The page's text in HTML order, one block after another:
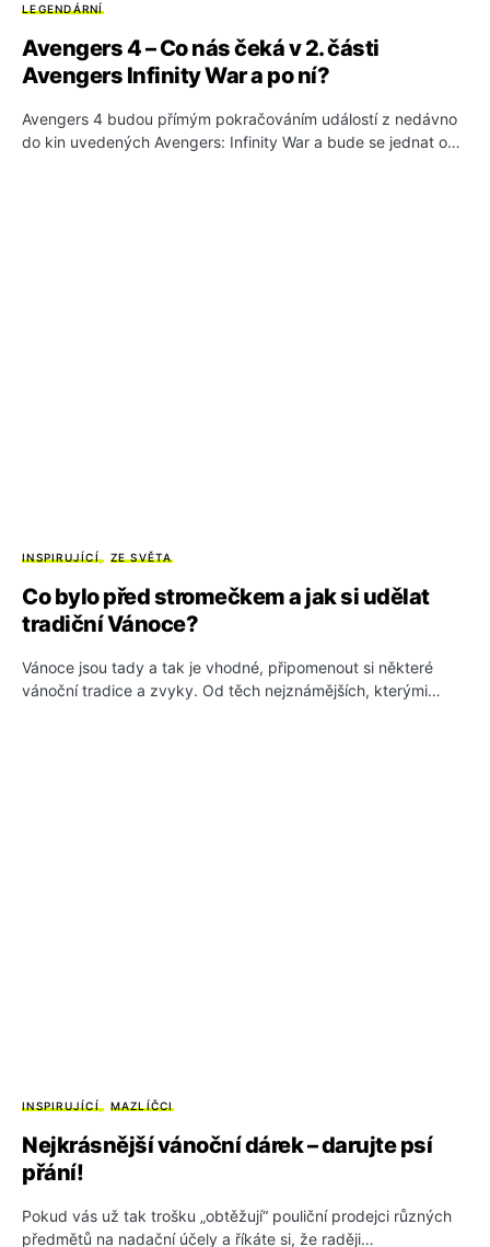
LEGENDÁRNÍ
Avengers 4 – Co nás čeká v 2. části
Avengers Infinity War a po ní?
Avengers 4 budou přímým pokračováním událostí z nedávno
do kin uvedených Avengers: Infinity War a bude se jednat o…
INSPIRUJÍCÍ ZE SVĚTA
Co bylo před stromečkem a jak si udělat
tradiční Vánoce?
Vánoce jsou tady a tak je vhodné, připomenout si některé
vánoční tradice a zvyky. Od těch nejznámějších, kterými…
INSPIRUJÍCÍ MAZLÍČCI
Nejkrásnější vánoční dárek – darujte psí
přání!
Pokud vás už tak trošku „obtěžují“ pouliční prodejci různých
předmětů na nadační účely a říkáte si, že raději…